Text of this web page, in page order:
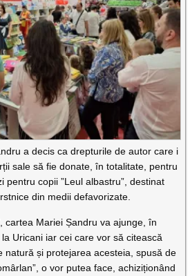
a decis ca drepturile de autor care i
sale să fie donate, în totalitate, pentru
pentru copii ”Leul albastru”, destinat
din medii defavorizate.
cartea Mariei Șandru va ajunge, în
Uricani iar cei care vor să citească
natură și protejarea acesteia, spusă de
o vor putea face, achiziționând